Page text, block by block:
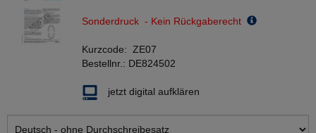
Sonderdruck - Kein Rückgaberecht
Kurzcode: ZE07
Bestellnr.: DE824502
jetzt digital aufklären